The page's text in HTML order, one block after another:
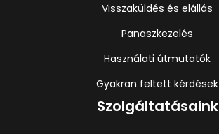
Visszaküldés és elállás
Panaszkezelés
Használati útmutatók
Gyakran feltett kérdések
Szolgáltatásaink